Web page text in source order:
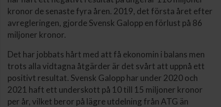
kronor de senaste fyra åren. 2019, det första året efter
avregleringen, gjorde Svensk Galopp en förlust på 86
miljoner kronor.
Det har jobbats hårt med att få ekonomin i balans men
trots alla vidtagna åtgärder är det svårt att uppnå ett
positivt resultat. Svensk Galopp har under 2020 och
2021 haft ett underskott på 10 till 15 miljoner kronor
per år, vilket beror på lägre utdelning från ATG än